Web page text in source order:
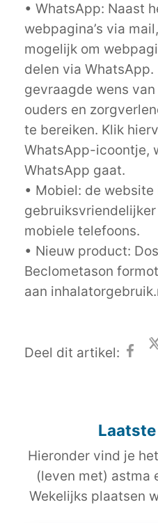
• WhatsApp: Naast
webpagina’s via
mogelijk om
delen via WhatsApp.
gevraagde wens
ouders en
te bereiken. Klik
WhatsApp-icoontje,
WhatsApp gaat.
• Mobiel: de website
mobiele telefoons.
• Nieuw product:
Beclometason
aan
Deel dit artikel:
Hieronder vind je
(leven met) astma
Wekelijks plaatsen